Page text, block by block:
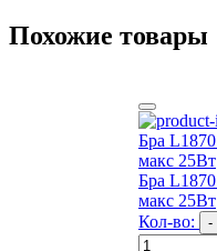
Похожие товары
Бра
макс 25Вт
Бра
макс 25Вт
Кол-во:
-